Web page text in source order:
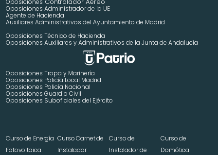
Oposiciones
Oposiciones Administrador de la UE
Agente de Hacienda
Auxiliares Administrativos del Ayuntamiento de Madrid
Oposiciones Técnico de Hacienda
Oposiciones Auxiliares y Administrativos de la Junta de Andalucía
Oposiciones Tropa y Marinería
Oposiciones Policía Local Madrid
Oposiciones Policía Nacional
Oposiciones Guardia Civil
Oposiciones Suboficiales del Ejército
Curso de Energía
Fotovoltaica
Curso Carnet de
Instalador
Curso de
Instalador de
Curso de
Domótica